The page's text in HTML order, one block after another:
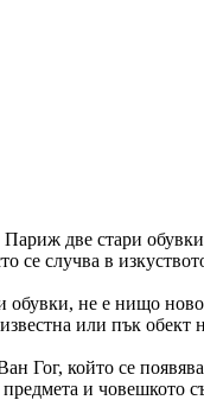
две стари
се случва в
не е нищо
или пък
Гог, който се
и човешкото